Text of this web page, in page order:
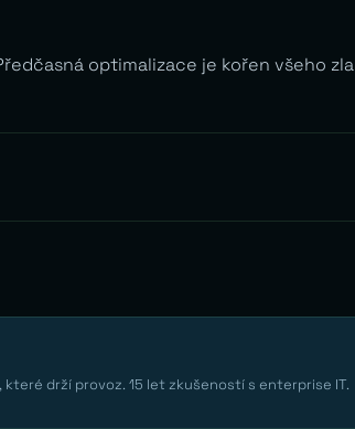
optimalizace je kořen všeho
drží provoz. 15 let zkušeností s enterprise IT.